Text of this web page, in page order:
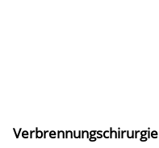
Verbrennungschirurgie